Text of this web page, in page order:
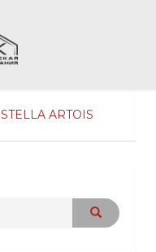
STELLA ARTOIS